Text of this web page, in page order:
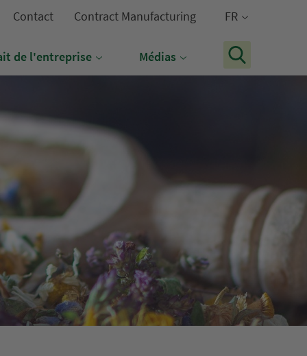
de l'entreprise Médias
Contact Contract Manufacturing FR